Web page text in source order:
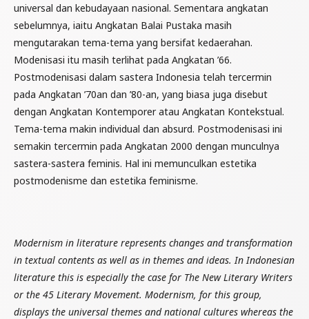
universal dan kebudayaan nasional. Sementara angkatan
sebelumnya, iaitu Angkatan Balai Pustaka masih
mengutarakan tema-tema yang bersifat kedaerahan.
Modenisasi itu masih terlihat pada Angkatan ’66.
Postmodenisasi dalam sastera Indonesia telah tercermin
pada Angkatan ’70an dan ’80-an, yang biasa juga disebut
dengan Angkatan Kontemporer atau Angkatan Kontekstual.
Tema-tema makin individual dan absurd. Postmodenisasi ini
semakin tercermin pada Angkatan 2000 dengan munculnya
sastera-sastera feminis. Hal ini memunculkan estetika
postmodenisme dan estetika feminisme.
Modernism in literature represents changes and transformation
in textual contents as well as in themes and ideas. In Indonesian
literature this is especially the case for The New Literary Writers
or the 45 Literary Movement. Modernism, for this group,
displays the universal themes and national cultures whereas the